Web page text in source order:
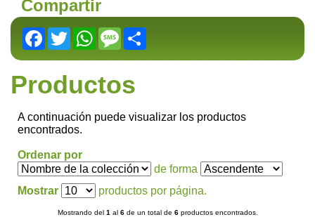
Compartir
Facebook
TwitterWhatsApp
Message
Productos
A continuación puede visualizar los productos
encontrados.
Ordenar por
de forma
Mostrar
productos por página.
Mostrando del 1 al 6de un total de 6productos encontrados.